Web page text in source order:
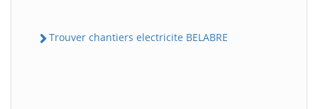
Trouver chantiers electricite BELABRE